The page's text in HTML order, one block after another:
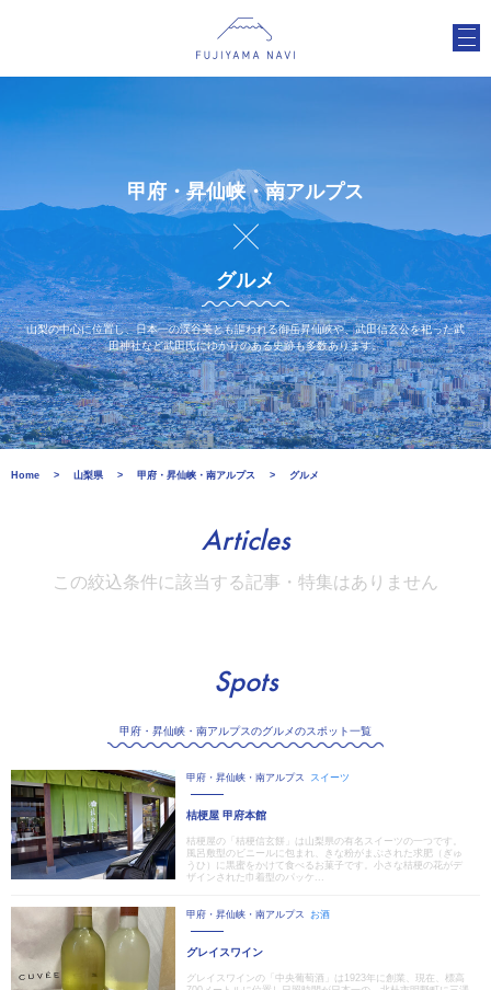
甲府・昇仙峡・南アルプス
グルメ
山梨の中心に位置し、日本一の渓谷美とも謳われる御岳昇仙峡や、武田信玄公を祀った武
田神社など武田氏にゆかりのある史跡も多数あります。
Home 山梨県 甲府・昇仙峡・南アルプス グルメ
Articles
この絞込条件に該当する記事・特集はありません
Spots
甲府・昇仙峡・南アルプスのグルメのスポット一覧
甲府・昇仙峡・南アルプス スイーツ
桔梗屋 甲府本館
桔梗屋の「桔梗信玄餅」は山梨県の有名スイーツの一つです。
風呂敷型のビニールに包まれ、きな粉がまぶされた求肥（ぎゅ
うひ）に黒蜜をかけて食べるお菓子です。小さな桔梗の花がデ
ザインされた巾着型のパッケ...
甲府・昇仙峡・南アルプス お酒
グレイスワイン
グレイスワインの「中央葡萄酒」は1923年に創業、現在、標高